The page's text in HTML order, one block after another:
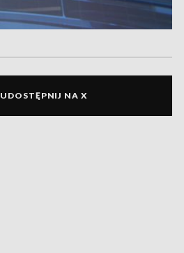
UDOSTĘPNIJ NA X